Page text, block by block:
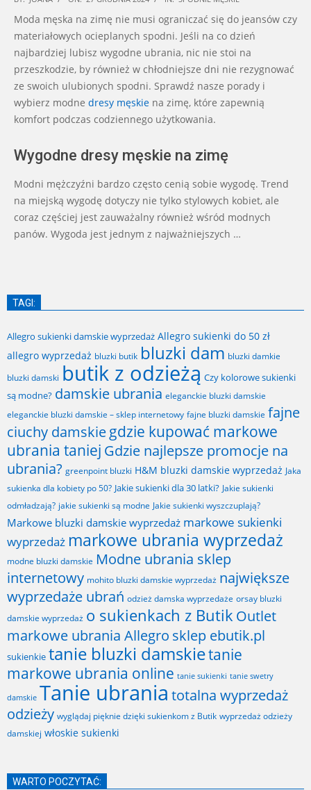
12-
27
Moda męska na zimę nie musi ograniczać się do jeansów czy
materiałowych ocieplanych spodni. Jeśli na co dzień
najbardziej lubisz wygodne ubrania, nic nie stoi na
przeszkodzie, by również w chłodniejsze dni nie rezygnować
ze swoich ulubionych spodni. Sprawdź nasze porady i
wybierz modne dresy męskie na zimę, które zapewnią
komfort podczas codziennego użytkowania.
Wygodne dresy męskie na zimę
Modni mężczyźni bardzo często cenią sobie wygodę. Trend
na miejską wygodę dotyczy nie tylko stylowych kobiet, ale
coraz częściej jest zauważalny również wśród modnych
panów. Wygoda jest jednym z najważniejszych …
TAGI:
Allegro sukienki damskie wyprzedaż Allegro sukienki do 50 zł
allegro wyprzedaż bluzki butik bluzki dam bluzki damkie
bluzki damski butik z odzieżą Czy kolorowe sukienki
są modne? damskie ubrania eleganckie bluzki damskie
eleganckie bluzki damskie – sklep internetowy fajne bluzki damskie fajne
ciuchy damskiegdzie kupować markowe
ubrania taniej Gdzie najlepsze promocje na
ubrania? greenpoint bluzki H&M bluzki damskie wyprzedaż Jaka
sukienka dla kobiety po 50? Jakie sukienki dla 30 latki? Jakie sukienki
odmładzają? jakie sukienki są modne Jakie sukienki wyszczuplają?
Markowe bluzki damskie wyprzedaż markowe sukienki
wyprzedaż markowe ubrania wyprzedaż
modne bluzki damskie Modne ubrania sklep
internetowy mohito bluzki damskie wyprzedaż największe
wyprzedaże ubrań odzież damska wyprzedaże orsay bluzki
damskie wyprzedaż o sukienkach z Butik Outlet
markowe ubrania Allegro sklep ebutik.pl
sukienkie tanie bluzki damskietanie
markowe ubrania online tanie sukienki tanie swetry
damskie Tanie ubrania totalna wyprzedaż
odzieży wyglądaj pięknie dzięki sukienkom z Butik wyprzedaż odzieży
damskiej włoskie sukienki
WARTO POCZYTAĆ: